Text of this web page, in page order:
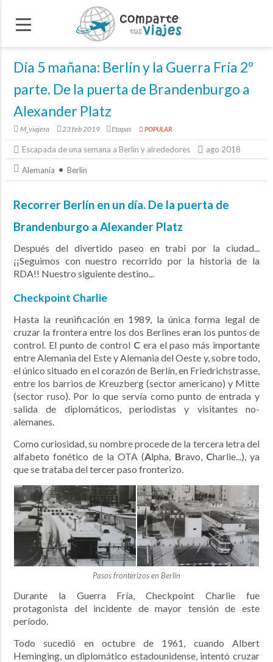
Día 5 mañana: Berlín y la Guerra Fría 2º
parte. De la puerta de Brandenburgo a
Alexander Platz
M_viajera 23 feb 2019 Etapas POPULAR
Escapada de una semana a Berlín y alrededores ago 2018
Alemania Berlín
Recorrer Berlín en un día. De la puerta de
Brandenburgo a Alexander Platz
Después del divertido paseo en trabi por la ciudad...
¡¡Seguimos con nuestro recorrido por la historia de la
RDA!! Nuestro siguiente destino...
Checkpoint Charlie
Hasta la reunificación en 1989, la única forma legal de
cruzar la frontera entre los dos Berlines eran los puntos de
control. El punto de control C era el paso más importante
entre Alemania del Este y Alemania del Oeste y, sobre todo,
el único situado en el corazón de Berlín, en Friedrichstrasse,
entre los barrios de Kreuzberg (sector americano) y Mitte
(sector ruso). Por lo que servía como punto de entrada y
salida de diplomáticos, periodistas y visitantes no-
alemanes.
Como curiosidad, su nombre procede de la tercera letra del
alfabeto fonético de la OTA (Alpha, Bravo, Charlie...), ya
que se trataba del tercer paso fronterizo.
Pasos fronterizos en Berlín
Durante la Guerra Fría, Checkpoint Charlie fue
protagonista del incidente de mayor tensión de este
período.
Todo sucedió en octubre de 1961, cuando Albert
Heminging, un diplomático estadounidense, intentó cruzar